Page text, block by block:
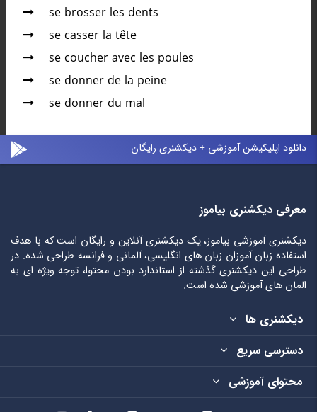
se brosser les dents
se casser la tête
se coucher avec les poules
se donner de la peine
se donner du mal
دانلود اپلیکیشن آموزشی + دیکشنری رایگان
معرفی دیکشنری بیاموز
دیکشنری آموزشی بیاموز، یک دیکشنری آنلاین و رایگان است که با هدف
استفاده زبان آموزان زبان های انگلیسی، آلمانی و فرانسه طراحی شده. در
طراحی این دیکشنری گذشته از استاندارد بودن محتوا، توجه ویژه ای به
المان های آموزشی شده است.
دیکشنری ها
دسترسی سریع
محتوای آموزشی